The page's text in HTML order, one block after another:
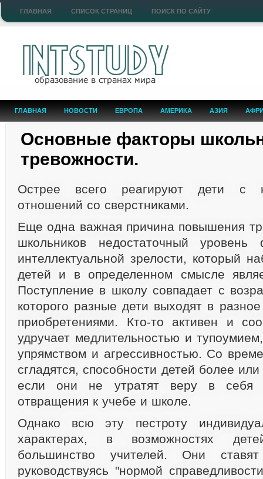
ГЛАВНАЯ СПИСОК СТРАНИЦ ПОИСК ПО САЙТУ
ГЛАВНАЯ НОВОСТИ ЕВРОПА АМЕРИКА АЗИЯ
Основные факторы
тревожности.
Острее всего реагируют дети с
отношений со сверстниками.
Еще одна важная причина повышения
школьников недостаточный уровень
интеллектуальной зрелости, который
детей и в определенном смысле
Поступление в школу совпадает с
которого разные дети выходят в
приобретениями. Кто-то активен и
удручает медлительностью и
упрямством и агрессивностью. Со
сгладятся, способности детей более
если они не утратят веру в себя
отвращения к учебе и школе.
Однако всю эту пестроту
характерах, в возможностях
большинство учителей. Они
руководствуясь "нормой